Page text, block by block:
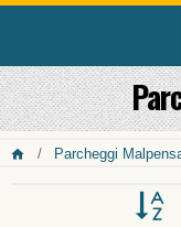
Parcheggi